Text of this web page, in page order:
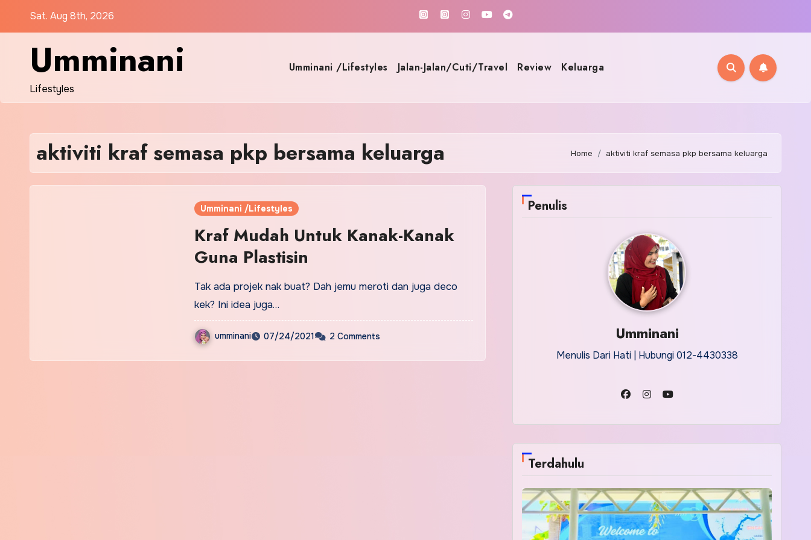
Sat. Aug 8th, 2026
Umminani
Lifestyles
Umminani /Lifestyles Jalan-Jalan/Cuti/Travel Review Keluarga
aktiviti kraf semasa pkp bersama keluarga Home aktiviti kraf semasa pkp bersama keluarga
Umminani /Lifestyles
Kraf Mudah Untuk Kanak-Kanak
Guna Plastisin
Tak ada projek nak buat? Dah jemu meroti dan juga deco
kek? Ini idea juga…
umminani 07/24/2021 2 Comments
Penulis
Umminani
Menulis Dari Hati | Hubungi 012-4430338
Terdahulu